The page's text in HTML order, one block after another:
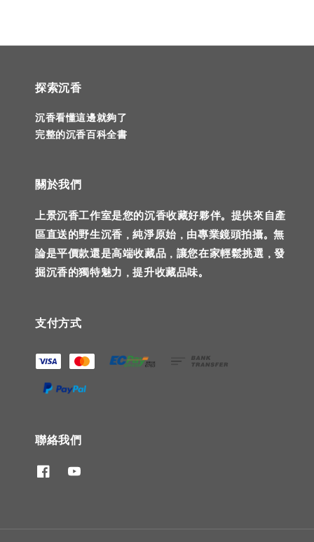
探索沉香
沉香看懂這邊就夠了
完整的沉香百科全書
關於我們
上景沉香工作室是您的沉香收藏好夥伴。提供來自產
區直送的野生沉香，純淨原始，由專業鏡頭拍攝。無
論是平價款還是高端收藏品，讓您在家輕鬆挑選，發
掘沉香的獨特魅力，提升收藏品味。
支付方式
聯絡我們